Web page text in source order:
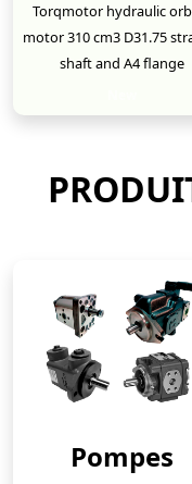
Torqmotor hydraulic
motor 310 cm3 D31.75
shaft and A4 flange
Pompes